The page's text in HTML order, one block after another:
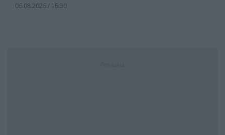
06.08.2026 / 16:30